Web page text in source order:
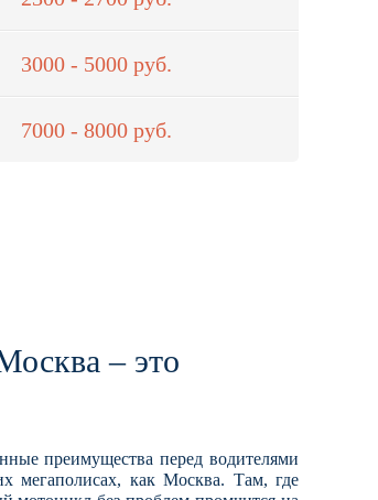
3000 - 5000 руб.
7000 - 8000 руб.
– это
преимущества перед водителями
мегаполисах, как Москва. Там, где